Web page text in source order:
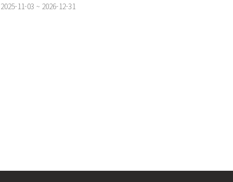
2025-11-03 ~ 2026-12-31